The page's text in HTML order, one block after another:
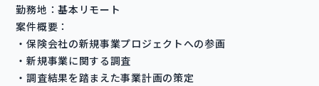
勤務地：基本リモート
案件概要：
・保険会社の新規事業プロジェクトへの参画
・新規事業に関する調査
・調査結果を踏まえた事業計画の策定